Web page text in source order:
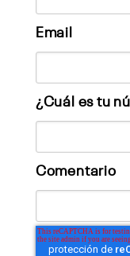
Email
¿Cuál es tu
Comentario